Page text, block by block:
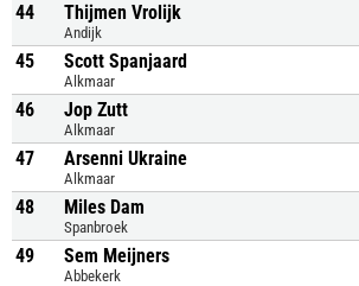
44 Thijmen Vrolijk
Andijk
45 Scott Spanjaard
Alkmaar
46 Jop Zutt
Alkmaar
47 Arsenni Ukraine
Alkmaar
48 Miles Dam
Spanbroek
49 Sem Meijners
Abbekerk